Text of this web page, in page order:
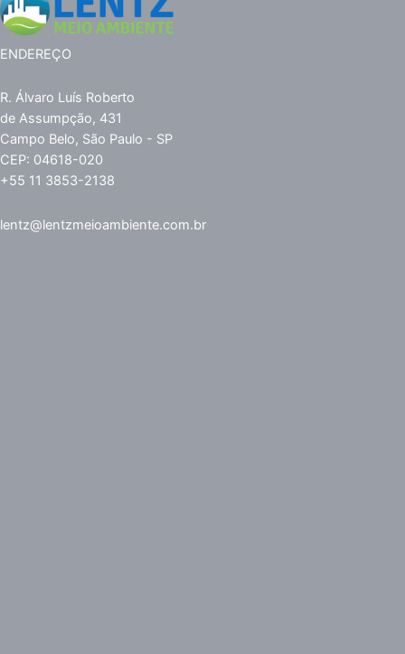
ENDEREÇO
R. Álvaro Luís Roberto
de Assumpção, 431
Campo Belo, São Paulo - SP
CEP: 04618-020
+55 11 3853-2138
lentz@lentzmeioambiente.com.br